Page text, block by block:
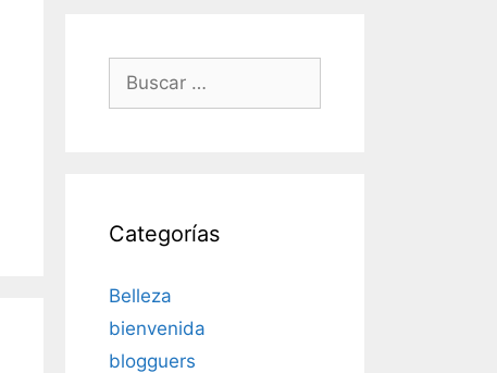
Buscar:
Categorías
Belleza
bienvenida
blogguers